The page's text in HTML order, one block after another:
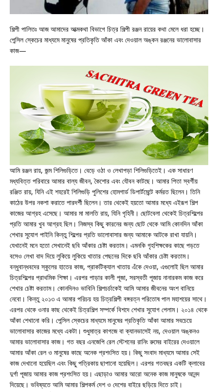
শিল্পী পালিতঃ আজ আমাদের আত্মকথা বিভাগে চিত্র শিল্পী রঞ্জন রায়ের কথা মেলে ধরা হচ্ছে।
পেন্সিল স্কেচের মাধ্যমে মানুষের প্রতিকৃতি আঁকা এবং দেওয়াল অঙ্কন রঞ্জনের ভালোবাসার
কাজ—
আমি রঞ্জন রায়, জন্ম শিলিগুড়িতে। বেড়ে ওঠা ও লেখাপড়া শিলিগুড়িতেই। এক সাধারণ
মধ্যবিত্ত পরিবারে আমার বাল্য জীবন, কৈশোর এবং যৌবন কাটছে। আমার পিতা স্বর্গীয়
রঞ্জিত রায়, যিনি এই শহরেই শিলিগুড়ি পুলিশের হোমগার্ড ডিপার্টমেন্টে কর্মরত ছিলেন। তিনি
কাঠের উপর নকশা করাতে পারদর্শী ছিলেন। তার থেকেই হয়তো আমার মধ্যে এইরূপ শিল্প
কাজের আগ্রহ এসেছে। আমার মা মালতি রায়, যিনি গৃহিনী। ছোটবেলা থেকেই চিত্রশিল্পের
প্রতি আমার খুব আগ্রহ ছিল। নিজস্ব কিছু কারনের জন্য ছোট থেকে আমি কোনদিন আঁকা
শেখার সুযোগ পাইনি কিন্তু শিল্পের প্রতি ভালোবাসার জন্য আমাকে আটকে রাখা যায়নি।
যেখানেই মনে হতো সেখানেই ছবি আঁকার চেষ্টা করতাম। এমনকি গৃহশিক্ষকের কাছে পড়তে
বসেও লেখা বাদ দিয়ে লুকিয়ে লুকিয়ে খাতার পেছনের দিকে ছবি আঁকার চেষ্টা করতাম।
বন্ধুবান্ধবদের স্কুলের হাতের কাজ, প্রাকটিক্যাল খাতায় এঁকে দেওয়া, এগুলোই ছিল আমার
চিত্রশিল্পের প্রাথমিক শিক্ষা। এরপর পাড়ার কালী পূজা, সরস্বতী পূজায় নানারকম কাজ করে
শেখার চেষ্টা করতাম। কোনদিনও ভাবিনি শিল্পচর্চাকেই আমি আমার জীবনের অংশ বানিয়ে
নেবো। কিন্তু ২০১৩ এ আমার পরিচয় হয় চিত্রশিল্পী বঙ্গরত্ন পরিতোষ পাল মহাশয়ের সাথে।
এরপর থেকে ওনার কাছ থেকেই চিত্রশিল্প সম্পর্কে বিশদে শেখার সুযোগ পেলাম। ২০১৪ থেকে
আঁকা শেখানো করি। পেন্সিল স্কেচের মাধ্যমে মানুষের প্রতিকৃতি আঁকা আমার সবচেয়ে
ভালোবাসার কাজের মধ্যে একটা। শুধুমাত্র কাগজে বা ক্যানভাসেই নয়, দেওয়াল অঙ্কনও
আমার ভালোবাসার কাজ। গত বছর এনজেপি রেল স্টেশনের রানিং রুমের বাইরের দেওয়ালে
আমার আঁকা রেল ও মানুষের কাছে অনেক প্রশংসিত হয়। কিছু সংবাদ মাধ্যমে আমার সেই
কাজ দেখানো হয়েছিল এবং কিছু পত্রিকায় ছাপানো হয়েছিল। এরপর গতবছর একটি ক্লাবের
দুর্গা পূজায় আমার কাজ প্রশংসিত হয়। এছাড়াও আমার আরো অনেক কাজ মানুষকে আনন্দ
দিয়েছে। ভবিষ্যতে আমি আমার শিল্পকর্ম দেশ ও দেশের বাইরে ছড়িয়ে দিতে চাই।